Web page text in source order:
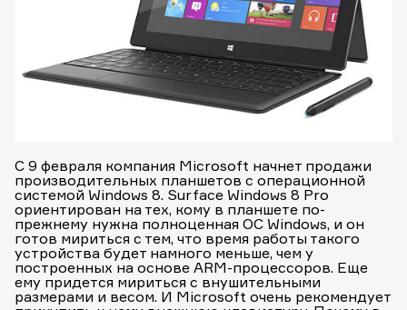
C 9 февраля компания Microsoft начнет продажи
производительных планшетов с операционной
системой Windows 8. Surface Windows 8 Pro
ориентирован на тех, кому в планшете по-
прежнему нужна полноценная ОС Windows, и он
готов мириться с тем, что время работы такого
устройства будет намного меньше, чем у
построенных на основе ARM-процессоров. Еще
ему придется мириться с внушительными
размерами и весом. И Microsoft очень рекомендует